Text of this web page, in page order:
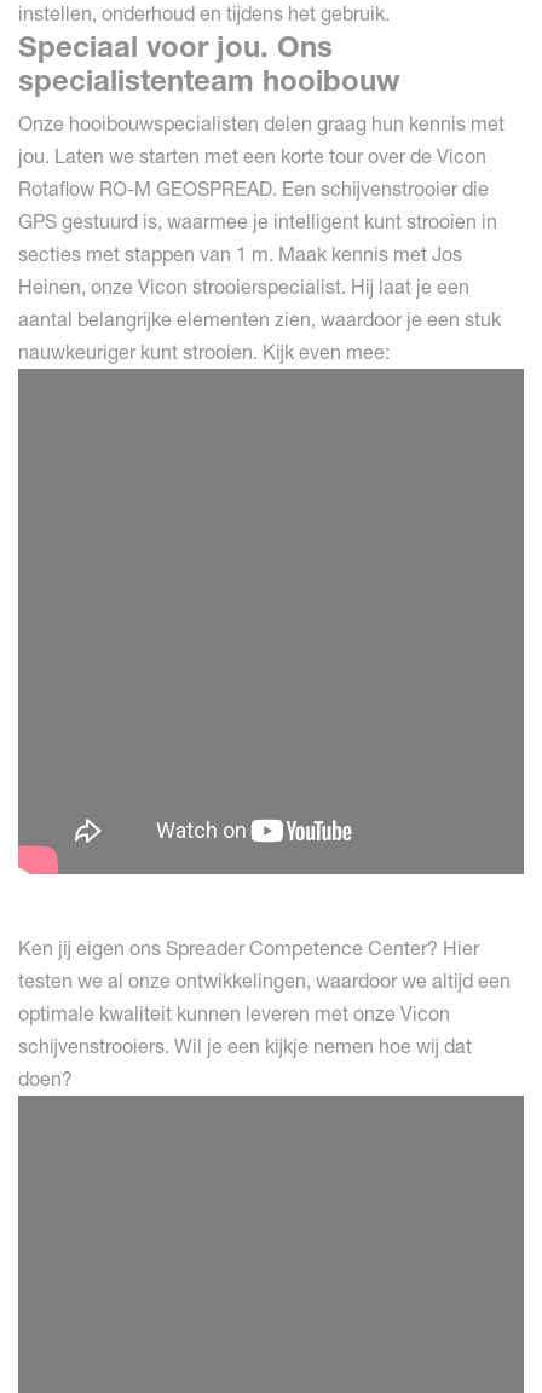
instellen, onderhoud en tijdens het gebruik.
Speciaal voor jou. Ons
specialistenteam hooibouw
Onze hooibouwspecialisten delen graag hun kennis met
jou. Laten we starten met een korte tour over de Vicon
Rotaflow RO-M GEOSPREAD. Een schijvenstrooier die
GPS gestuurd is, waarmee je intelligent kunt strooien in
secties met stappen van 1 m. Maak kennis met Jos
Heinen, onze Vicon strooierspecialist. Hij laat je een
aantal belangrijke elementen zien, waardoor je een stuk
nauwkeuriger kunt strooien. Kijk even mee:
Ken jij eigen ons Spreader Competence Center? Hier
testen we al onze ontwikkelingen, waardoor we altijd een
optimale kwaliteit kunnen leveren met onze Vicon
schijvenstrooiers. Wil je een kijkje nemen hoe wij dat
doen?